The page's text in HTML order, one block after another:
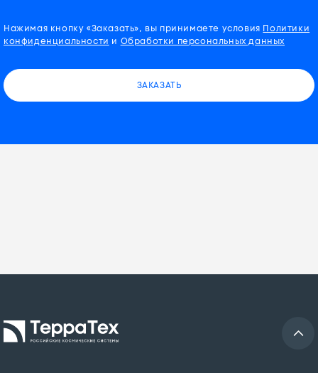
Нажимая кнопку «Заказать», вы принимаете условия Политики
конфиденциальности и Обработки персональных данных
ЗАКАЗАТЬ